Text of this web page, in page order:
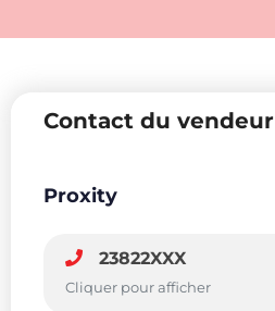
Contact du vendeur
Proxity
23822XXX
Cliquer pour afficher